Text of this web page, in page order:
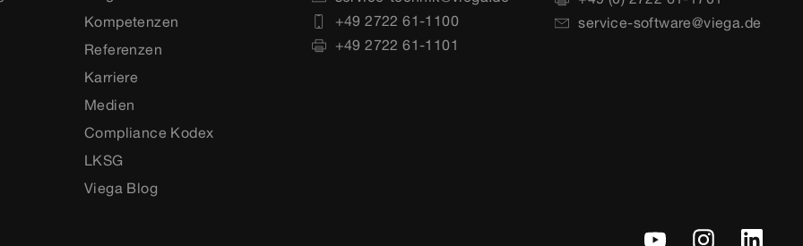
Kompetenzen
Referenzen
Karriere
Medien
Compliance Kodex
LKSG
Viega Blog
+49 2722 61-1100
+49 2722 61-1101
service-software@viega.de